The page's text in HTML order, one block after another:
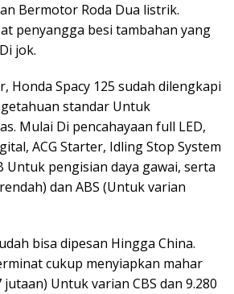
Bermotor Roda Dua listrik.
penyangga besi tambahan yang
jok.
Honda Spacy 125 sudah dilengkapi
standar Untuk
Mulai Di pencahayaan full LED,
ACG Starter, Idling Stop System
Untuk pengisian daya gawai, serta
dan ABS (Untuk varian
bisa dipesan Hingga China.
cukup menyiapkan mahar
jutaan) Untuk varian CBS dan 9.280